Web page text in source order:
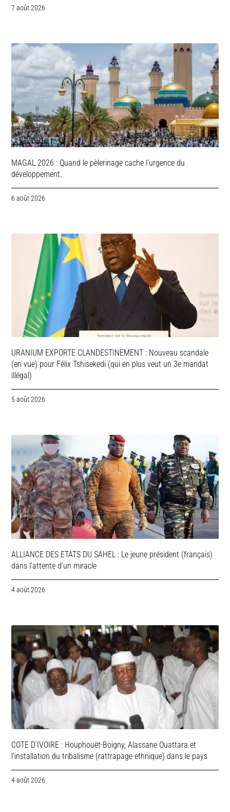
7 août 2026
MAGAL 2026 : Quand le pèlerinage cache l’urgence du
développement.
6 août 2026
URANIUM EXPORTE CLANDESTINEMENT : Nouveau scandale
(en vue) pour Félix Tshisekedi (qui en plus veut un 3e mandat
illégal)
5 août 2026
ALLIANCE DES ETATS DU SAHEL : Le jeune président (français)
dans l’attente d’un miracle
4 août 2026
COTE D’IVOIRE : Houphouët-Boigny, Alassane Ouattara et
l’installation du tribalisme (rattrapage ethnique) dans le pays
4 août 2026